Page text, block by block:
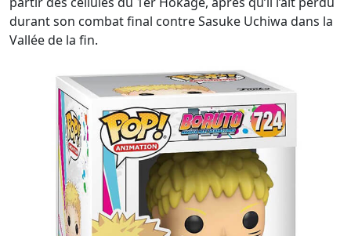
durant son combat final contre Sasuke Uchiwa dans la
Vallée de la fin.